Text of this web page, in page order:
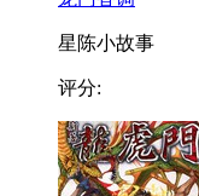
星陈小故事
评分: